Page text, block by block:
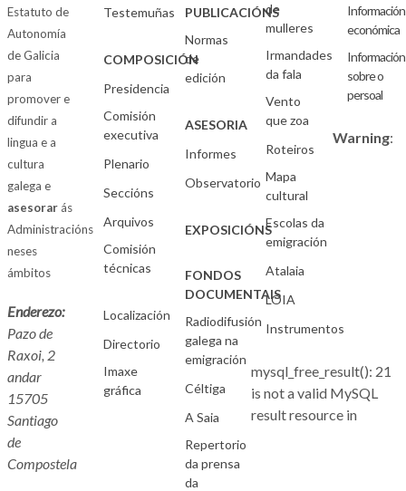
Estatuto de
Autonomía
de Galicia
para
promover e
difundir a
lingua e a
cultura
galega e
asesorarás
Administracións
neses
ámbitos
Enderezo:
Pazo de
Raxoi, 2
andar
15705
Santiago
de
Compostela
Testemuñas
COMPOSICIÓN
Presidencia
Comisión
executiva
Plenario
Seccións
Arquivos
Comisión
técnicas
Localización
Directorio
Imaxe
gráfica
PUBLICACIÓNS
Normas
de
edición
ASESORIA
Informes
Observatorio
EXPOSICIÓNS
FONDOS
DOCUMENTAIS
Radiodifusión
galega na
emigración
Céltiga
A Saia
Repertorio
da prensa
da
de
mulleres
Irmandades
da fala
Vento
que zoa
Roteiros
Mapa
cultural
Escolas da
emigración
Atalaia
LOIA
Instrumentos
Información
económica
Información
sobre o
persoal
Warning:
mysql_free_result(): 21
is not a valid MySQL
result resource in